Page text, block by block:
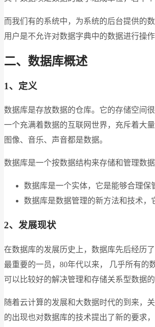
而我们有的系统中，为系统的后台提供的
用户是不允许对数据字典中的数据进行操作
二、数据库概述
1、定义
数据库是存放数据的仓库。它的存储空间
一个充满着数据的互联网世界，充斥着大
图像、音乐、声音都是数据。
数据库是一个按数据结构来存储和管理数
数据库是一个实体，它是能够合理保
数据库是数据管理的新方法和技术，
2、发展现状
在数据库的发展历史上，数据库先后经历
最重要的一员，80年代以来， 几乎所有的
可以比较好的解决管理和存储关系型数据的
随着云计算的发展和大数据时代的到来，
的出现也对数据库的技术提出了新的要求